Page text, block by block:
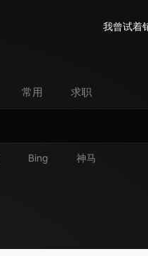
我曾试着
常用 求职
Bing 神马